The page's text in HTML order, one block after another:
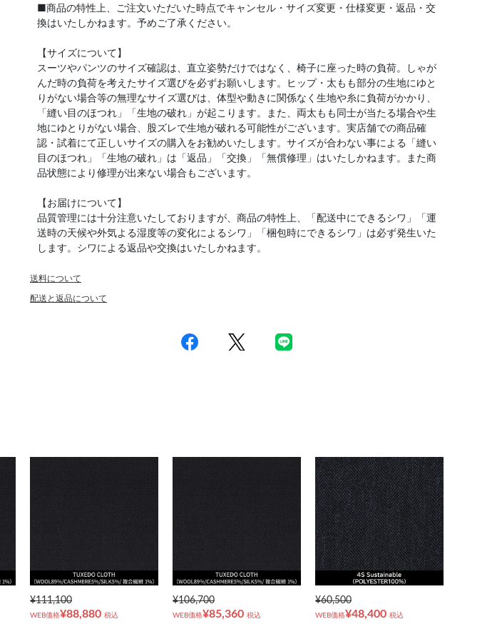
■商品の特性上、ご注文いただいた時点でキャンセル・サイズ変更・仕様変更・返品・交
換はいたしかねます。予めご了承ください。
【サイズについて】
スーツやパンツのサイズ確認は、直立姿勢だけではなく、椅子に座った時の負荷。しゃが
んだ時の負荷を考えたサイズ選びを必ずお願いします。ヒップ・太もも部分の生地にゆと
りがない場合等の無理なサイズ選びは、体型や動きに関係なく生地や糸に負荷がかかり、
「縫い目のほつれ」「生地の破れ」が起こります。また、両太もも同士が当たる場合や生
地にゆとりがない場合、股ズレで生地が破れる可能性がございます。実店舗での商品確
認・試着にて正しいサイズの購入をお勧めいたします。サイズが合わない事による「縫い
目のほつれ」「生地の破れ」は「返品」「交換」「無償修理」はいたしかねます。また商
品状態により修理が出来ない場合もございます。
【お届けについて】
品質管理には十分注意いたしておりますが、商品の特性上、「配送中にできるシワ」「運
送時の天候や外気よる湿度等の変化によるシワ」「梱包時にできるシワ」は必ず発生いた
します。シワによる返品や交換はいたしかねます。
送料について
配送と返品について
¥111,100
WEB価格¥88,880 税込
¥106,700
WEB価格¥85,360 税込
¥60,500
WEB価格¥48,400 税込